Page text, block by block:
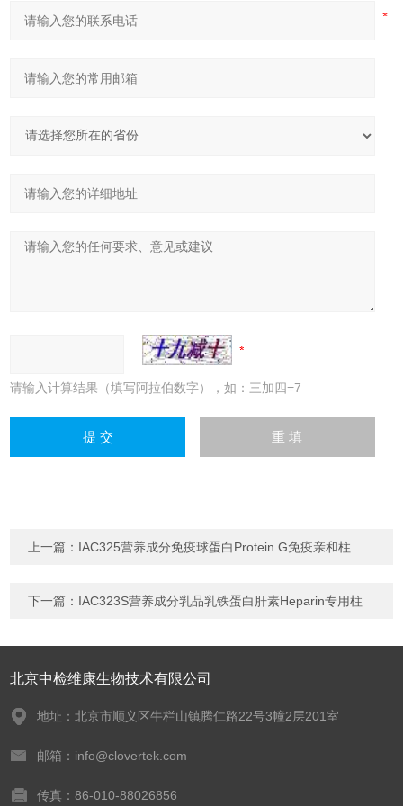
请输入计算结果（填写阿拉伯数字），如：三加四=7
上一篇： IAC325营养成分免疫球蛋白Protein G免疫亲和柱
下一篇： IAC323S营养成分乳品乳铁蛋白肝素Heparin专用柱
北京中检维康生物技术有限公司
地址：北京市顺义区牛栏山镇腾仁路22号3幢2层201室
邮箱：info@clovertek.com
传真：86-010-88026856